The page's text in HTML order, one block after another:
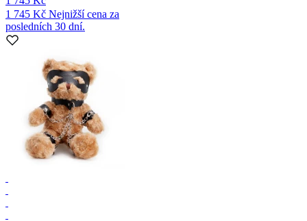
1 745 Kč Nejnižší cena za
posledních 30 dní.